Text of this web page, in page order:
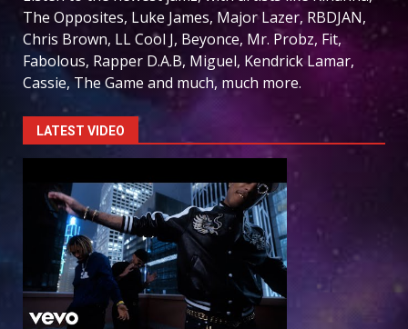
The Opposites, Luke James, Major Lazer, RBDJAN,
Chris Brown, LL Cool J, Beyonce, Mr. Probz, Fit,
Fabolous, Rapper D.A.B, Miguel, Kendrick Lamar,
Cassie, The Game and much, much more.
LATEST VIDEO